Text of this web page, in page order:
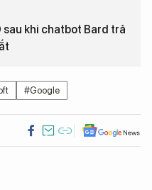
sau khi chatbot Bard trả
#Google